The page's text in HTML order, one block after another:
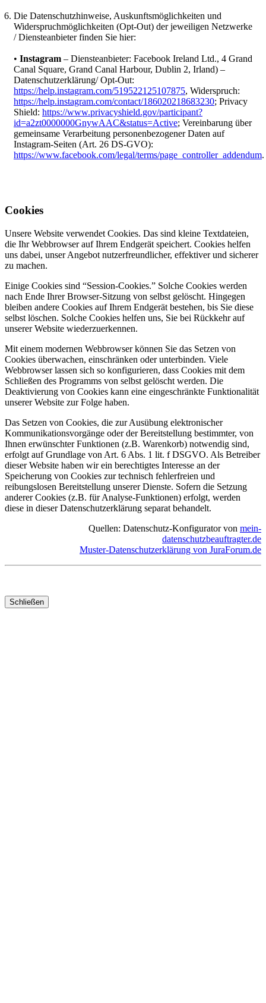
Die Datenschutzhinweise, Auskunftsmöglichkeiten und
Widerspruchmöglichkeiten (Opt-Out) der jeweiligen Netzwerke
/ Diensteanbieter finden Sie hier:
• Instagram – Diensteanbieter: Facebook Ireland Ltd., 4 Grand
Canal Square, Grand Canal Harbour, Dublin 2, Irland) –
Datenschutzerklärung/ Opt-Out:
https://help.instagram.com/519522125107875, Widerspruch:
https://help.instagram.com/contact/186020218683230; Privacy
Shield: https://www.privacyshield.gov/participant?
id=a2zt0000000GnywAAC&status=Active; Vereinbarung über
gemeinsame Verarbeitung personenbezogener Daten auf
Instagram-Seiten (Art. 26 DS-GVO):
https://www.facebook.com/legal/terms/page_controller_addendum.
Cookies
Unsere Website verwendet Cookies. Das sind kleine Textdateien,
die Ihr Webbrowser auf Ihrem Endgerät speichert. Cookies helfen
uns dabei, unser Angebot nutzerfreundlicher, effektiver und sicherer
zu machen.
Einige Cookies sind “Session-Cookies.” Solche Cookies werden
nach Ende Ihrer Browser-Sitzung von selbst gelöscht. Hingegen
bleiben andere Cookies auf Ihrem Endgerät bestehen, bis Sie diese
selbst löschen. Solche Cookies helfen uns, Sie bei Rückkehr auf
unserer Website wiederzuerkennen.
Mit einem modernen Webbrowser können Sie das Setzen von
Cookies überwachen, einschränken oder unterbinden. Viele
Webbrowser lassen sich so konfigurieren, dass Cookies mit dem
Schließen des Programms von selbst gelöscht werden. Die
Deaktivierung von Cookies kann eine eingeschränkte Funktionalität
unserer Website zur Folge haben.
Das Setzen von Cookies, die zur Ausübung elektronischer
Kommunikationsvorgänge oder der Bereitstellung bestimmter, von
Ihnen erwünschter Funktionen (z.B. Warenkorb) notwendig sind,
erfolgt auf Grundlage von Art. 6 Abs. 1 lit. f DSGVO. Als Betreiber
dieser Website haben wir ein berechtigtes Interesse an der
Speicherung von Cookies zur technisch fehlerfreien und
reibungslosen Bereitstellung unserer Dienste. Sofern die Setzung
anderer Cookies (z.B. für Analyse-Funktionen) erfolgt, werden
diese in dieser Datenschutzerklärung separat behandelt.
Quellen: Datenschutz-Konfigurator von mein-
datenschutzbeauftragter.de
Muster-Datenschutzerklärung von JuraForum.de
Schließen